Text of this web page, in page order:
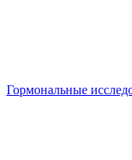
Гормональные